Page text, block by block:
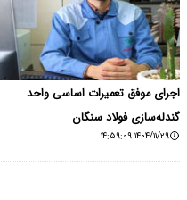
اجرای موفق تعمیرات اساسی واحد
گندله‌سازی فولاد سنگان
۱۴۰۴/۱۱/۲۹ ۱۴:۵۹:۰۹